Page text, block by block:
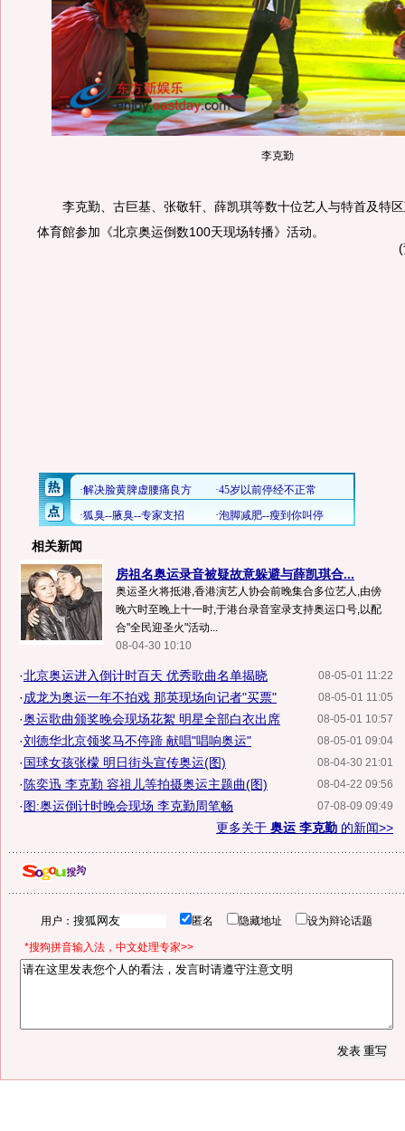
李克勤
李克勤、古巨基、张敬轩、薛凯琪等数十位艺人与特首及特区
体育館参加《北京奥运倒数100天现场转播》活动。
相关新闻
房祖名奥运录音被疑故意躲避与薛凯琪合...
奥运圣火将抵港,香港演艺人协会前晚集合多位艺人,由傍
晚六时至晚上十一时,于港台录音室录支持奥运口号,以配
合"全民迎圣火"活动...
08-04-30 10:10
08-05-01 11:22
·北京奥运进入倒计时百天 优秀歌曲名单揭晓
08-05-01 11:05
·成龙为奥运一年不拍戏 那英现场向记者"买票"
08-05-01 10:57
·奥运歌曲颁奖晚会现场花絮 明星全部白衣出席
08-05-01 09:04
·刘德华北京领奖马不停蹄 献唱"唱响奥运"
08-04-30 21:01
·国球女孩张檬 明日街头宣传奥运(图)
08-04-22 09:56
· 陈奕迅 李克勤 容祖儿等拍摄奥运主题曲(图)
07-08-09 09:49
·图:奥运倒计时晚会现场 李克勤周笔畅
更多关于 奥运 李克勤 的新闻>>
用户： 匿名 隐藏地址 设为辩论话题
*搜狗拼音输入法，中文处理专家>>